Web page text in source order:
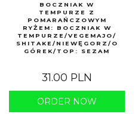
BOCZNIAK W
TEMPURZE Z
POMARAŃCZOWYM
RYŻEM: BOCZNIAK W
TEMPURZE/VEGEMAJO/
SHITAKE/NIEWĘGORZ/O
GÓREK/TOP: SEZAM
31.00 PLN
ORDER NOW